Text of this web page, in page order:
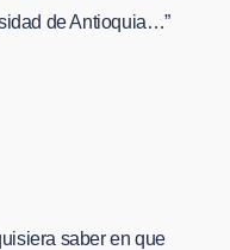
de Antioquia…”
saber en que